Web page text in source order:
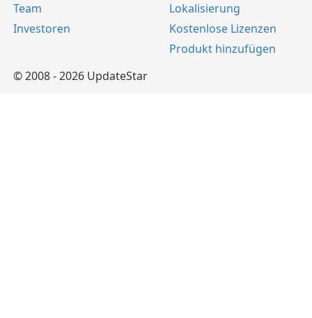
Team
Investoren
Lokalisierung
Kostenlose Lizenzen
Produkt hinzufügen
© 2008 - 2026 UpdateStar